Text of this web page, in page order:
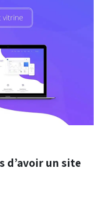
d’avoir un site